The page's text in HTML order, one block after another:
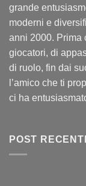
grande
moderni e
anni 2000. Prima
giocatori, di
di ruolo, fin dai
l’amico che ti
ci ha
POST RECENTI